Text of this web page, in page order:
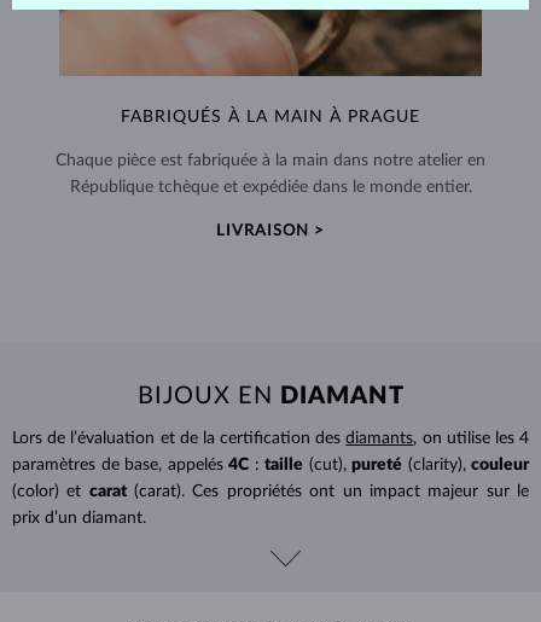
FABRIQUÉS À LA MAIN À PRAGUE
Chaque pièce est fabriquée à la main dans notre atelier en
République tchèque et expédiée dans le monde entier.
LIVRAISON >
BIJOUX EN DIAMANT
Lors de l’évaluation et de la certification desdiamants, on utilise les 4
paramètres de base, appelés 4C : taille (cut), pureté (clarity), couleur
(color) et carat (carat). Ces propriétés ont un impact majeur sur le
prix d’un diamant.